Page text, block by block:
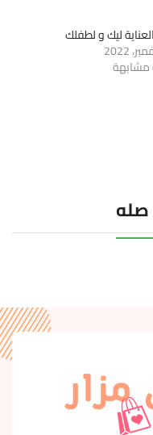
ليك و لطفلك
مشابهة